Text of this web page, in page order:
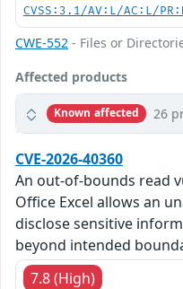
CVSS:3.1/AV:L/AC:L/
CWE-552 - Files or
Affected products
Known affected 26
CVE-2026-40360
An out-of-bounds read
Office Excel allows an
disclose sensitive
beyond intended
7.8 (High)